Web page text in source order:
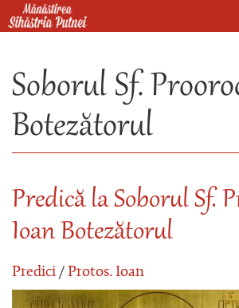
Mergi la conţinutul principal
Soborul Sf.
Botezătorul
Predică la Soborul Sf.
Ioan Botezătorul
Predici / Protos. Ioan